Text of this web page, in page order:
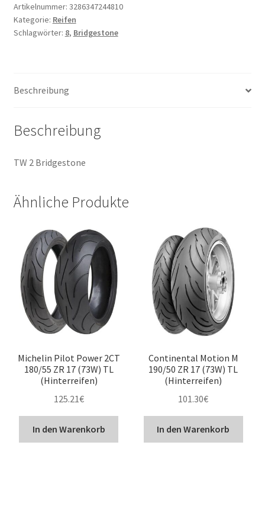
Artikelnummer: 3286347244810
Kategorie: Reifen
Schlagwörter: 8, Bridgestone
Beschreibung
Beschreibung
TW 2 Bridgestone
Ähnliche Produkte
Michelin Pilot Power 2CT
180/55 ZR 17 (73W) TL
(Hinterreifen)
125.21€
In den Warenkorb
Continental Motion M
190/50 ZR 17 (73W) TL
(Hinterreifen)
101.30€
In den Warenkorb